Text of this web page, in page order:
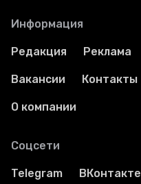
Информация
Редакция Реклама
Вакансии Контакты
О компании
Соцсети
Telegram ВКонтакте